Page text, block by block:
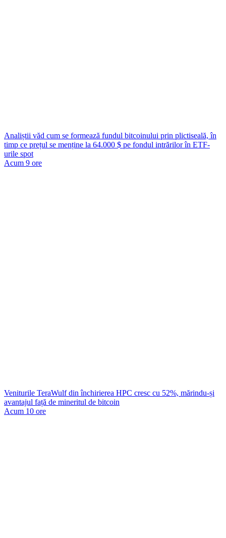
Analiștii văd cum se formează fundul bitcoinului prin plictiseală, în
timp ce prețul se menține la 64.000 $ pe fondul intrărilor în ETF-
urile spot
Acum 9 ore
Veniturile TeraWulf din închirierea HPC cresc cu 52%, mărindu-și
avantajul față de mineritul de bitcoin
Acum 10 ore